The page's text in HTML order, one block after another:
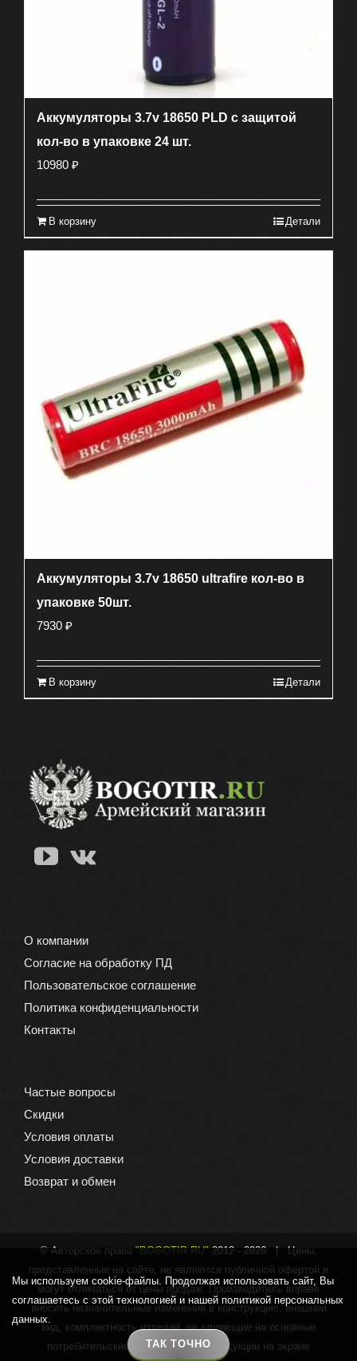
Аккумуляторы 3.7v 18650 PLD c защитой
кол-во в упаковке 24 шт.
10980 ₽
В корзину Детали
Аккумуляторы 3.7v 18650 ultrafire кол-во в
упаковке 50шт.
7930 ₽
В корзину Детали
О компании
Согласие на обработку ПД
Пользовательское соглашение
Политика конфиденциальности
Контакты
Частые вопросы
Скидки
Условия оплаты
Условия доставки
Возврат и обмен
© Авторское право "BOGOTIR.RU" 2012 - 2026 | Цены,
представленные на сайте, не являются публичной офертой и
могут отличаться от цены продаж. Производитель вправе
вносить незначительные изменения в конструкцию, внешний
вид, комплектность изделий, не влияющие на основные
потребительские свойства. Цвет продукции на экране
Мы используем cookie-файлы. Продолжая использовать сайт, Вы
соглашаетесь с этой технологией и нашей политикой персональных
данных.
ТАК ТОЧНО